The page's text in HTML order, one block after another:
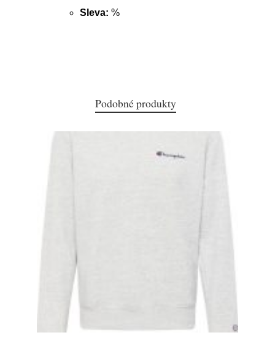
Sleva: %
Podobné produkty